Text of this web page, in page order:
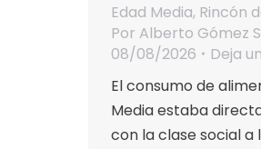
Edad Media, Rincón
Por Alberto Gómez
08/08/2026
Deja
El consumo de
Media estaba
con la clase social